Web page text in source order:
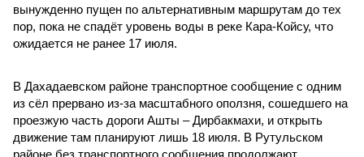
вынужденно пущен по альтернативным маршрутам до тех
пор, пока не спадёт уровень воды в реке Кара-Койсу, что
ожидается не ранее 17 июля.
В Дахадаевском районе транспортное сообщение с одним
из сёл прервано из-за масштабного оползня, сошедшего на
проезжую часть дороги Ашты – Дирбакмахи, и открыть
движение там планируют лишь 18 июля. В Рутульском
районе без транспортного сообщения продолжают